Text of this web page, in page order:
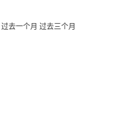
过去一个月 过去三个月